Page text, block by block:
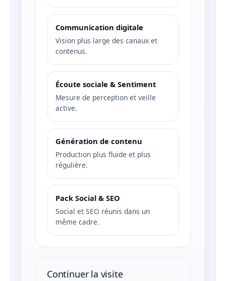
Communication digitale
Vision plus large des canaux et
contenus.
Écoute sociale & Sentiment
Mesure de perception et veille
active.
Génération de contenu
Production plus fluide et plus
régulière.
Pack Social & SEO
Social et SEO réunis dans un
même cadre.
Continuer la visite